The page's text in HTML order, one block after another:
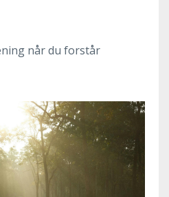
når du forstår